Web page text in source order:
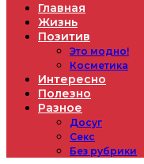
Главная
Жизнь
Позитив
Это модно!
Косметика
Интересно
Полезно
Разное
Досуг
Секс
Без рубрики